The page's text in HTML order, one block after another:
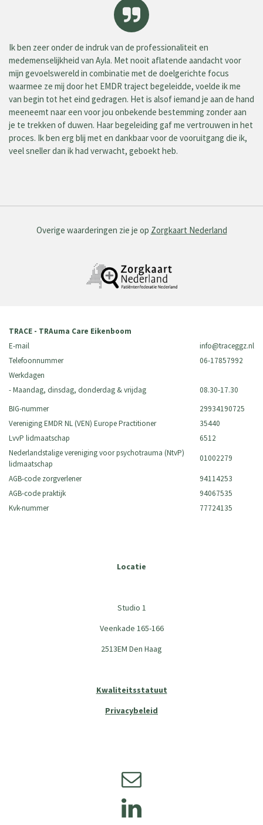
Ik ben zeer onder de indruk van de professionaliteit en
medemenselijkheid van Ayla. Met nooit aflatende aandacht voor
mijn gevoelswereld in combinatie met de doelgerichte focus
waarmee ze mij door het EMDR traject begeleidde, voelde ik me
van begin tot het eind gedragen. Het is alsof iemand je aan de hand
meeneemt naar een voor jou onbekende bestemming zonder aan
je te trekken of duwen. Haar begeleiding gaf me vertrouwen in het
proces. Ik ben erg blij met en dankbaar voor de vooruitgang die ik,
veel sneller dan ik had verwacht, geboekt heb.
Overige waarderingen zie je op Zorgkaart Nederland
TRACE - TRAuma Care Eikenboom
E-mail
info@traceggz.nl
Telefoonnummer
06-17857992
Werkdagen
- Maandag, dinsdag, donderdag & vrijdag
08.30-17.30
BIG-nummer
29934190725
Vereniging EMDR NL (VEN) Europe Practitioner
35440
LvvP lidmaatschap
6512
Nederlandstalige vereniging voor psychotrauma (NtvP)
lidmaatschap
01002279
AGB-code zorgverlener
94114253
AGB-code praktijk
94067535
Kvk-nummer
77724135
Locatie
Studio 1
Veenkade 165-166
2513EM Den Haag
Kwaliteitsstatuut
Privacybeleid